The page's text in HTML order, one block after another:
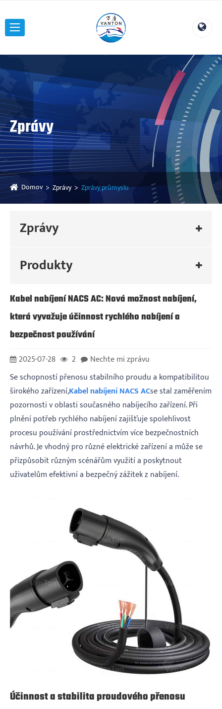
Zprávy
Domov Zprávy Zprávy průmyslu
Zprávy
Produkty
Kabel nabíjení NACS AC: Nová možnost nabíjení,
která vyvažuje účinnost rychlého nabíjení a
bezpečnost používání
2025-07-28 2
Nechte mi zprávu
Se schopností přenosu stabilního proudu a kompatibilitou
širokého zařízení,Kabel nabíjení NACS ACse stal zaměřením
pozornosti v oblasti současného nabíjecího zařízení. Při
plnění potřeb rychlého nabíjení zajišťuje spolehlivost
procesu používání prostřednictvím více bezpečnostních
návrhů. Je vhodný pro různé elektrické zařízení a může se
přizpůsobit různým scénářům využití a poskytnout
uživatelům efektivní a bezpečný zážitek z nabíjení.
Účinnost a stabilita proudového přenosu